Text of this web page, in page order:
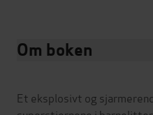
Om boken
Et eksplosivt og